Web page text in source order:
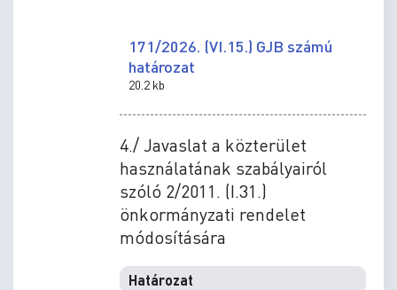
171/2026. (VI.15.) GJB számú
határozat
20.2 kb
4./ Javaslat a közterület
használatának szabályairól
szóló 2/2011. (I.31.)
önkormányzati rendelet
módosítására
Határozat